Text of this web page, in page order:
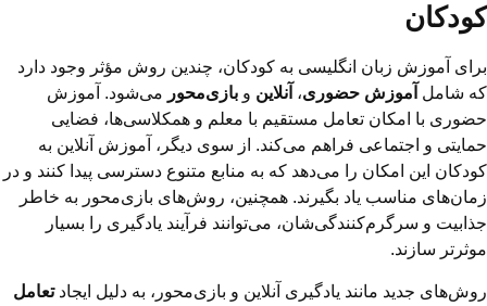
کودکان
برای آموزش زبان انگلیسی به کودکان، چندین روش مؤثر وجود دارد
که شامل آموزش حضوری، آنلاین و بازی‌محور می‌شود. آموزش
حضوری با امکان تعامل مستقیم با معلم و همکلاسی‌ها، فضایی
حمایتی و اجتماعی فراهم می‌کند. از سوی دیگر، آموزش آنلاین به
کودکان این امکان را می‌دهد که به منابع متنوع دسترسی پیدا کنند و در
زمان‌های مناسب یاد بگیرند. همچنین، روش‌های بازی‌محور به خاطر
جذابیت و سرگرم‌کنندگی‌شان، می‌توانند فرآیند یادگیری را بسیار
موثرتر سازند.
روش‌های جدید مانند یادگیری آنلاین و بازی‌محور، به دلیل ایجادتعامل